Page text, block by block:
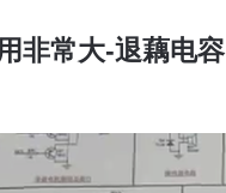
非常大-退藕电容